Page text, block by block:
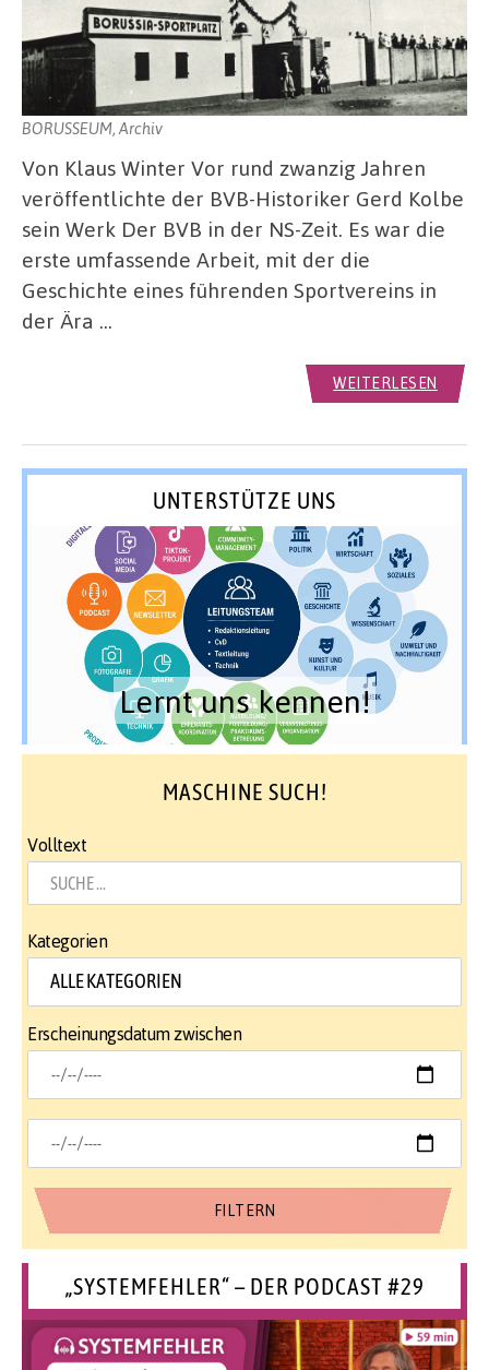
BORUSSEUM, Archiv
Von Klaus Winter Vor rund zwanzig Jahren
veröffentlichte der BVB-Historiker Gerd Kolbe
sein Werk Der BVB in der NS-Zeit. Es war die
erste umfassende Arbeit, mit der die
Geschichte eines führenden Sportvereins in
der Ära …
WEITERLESEN
UNTERSTÜTZE UNS
Lernt uns kennen!
MASCHINE SUCH!
Volltext
Kategorien
Erscheinungsdatum zwischen
„SYSTEMFEHLER“ – DER PODCAST #29